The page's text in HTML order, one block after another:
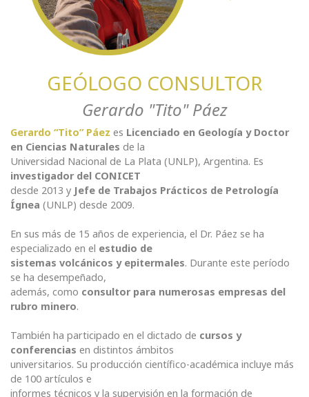
GEÓLOGO CONSULTOR
Gerardo "Tito" Páez
Gerardo “Tito” Páez es Licenciado en Geología y Doctor
en Ciencias Naturales de la
Universidad Nacional de La Plata (UNLP), Argentina. Es
investigador del CONICET
desde 2013 y Jefe de Trabajos Prácticos de Petrología
Ígnea (UNLP) desde 2009.
En sus más de 15 años de experiencia, el Dr. Páez se ha
especializado en el estudio de
sistemas volcánicos y epitermales. Durante este período
se ha desempeñado,
además, como consultor para numerosas empresas del
rubro minero.
También ha participado en el dictado de cursos y
conferencias en distintos ámbitos
universitarios. Su producción científico-académica incluye más
de 100 artículos e
informes técnicos y la supervisión en la formación de